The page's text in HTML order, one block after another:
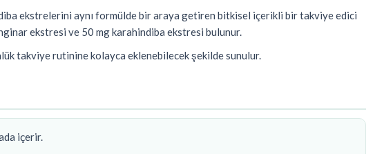
ekstrelerini aynı formülde bir araya getiren bitkisel içerikli bir takviye edici
ekstresi ve 50 mg karahindiba ekstresi bulunur.
takviye rutinine kolayca eklenebilecek şekilde sunulur.
içerir.